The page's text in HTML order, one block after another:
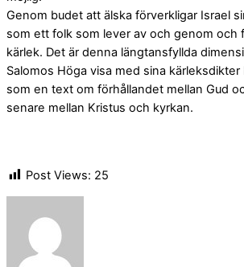
Genom budet att älska förverkligar Israel
som ett folk som lever av och genom och
kärlek. Det är denna längtansfyllda
Salomos Höga visa med sina kärleksdikter
som en text om förhållandet mellan Gud
senare mellan Kristus och kyrkan.
Post Views: 25